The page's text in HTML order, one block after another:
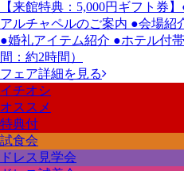
【来館特典：5,000円ギフト券
アルチャペルのご案内 ●会場紹
●婚礼アイテム紹介 ●ホテル付
間：約2時間）
フェア詳細を見る
イチオシ
オススメ
特典付
試食会
ドレス見学会